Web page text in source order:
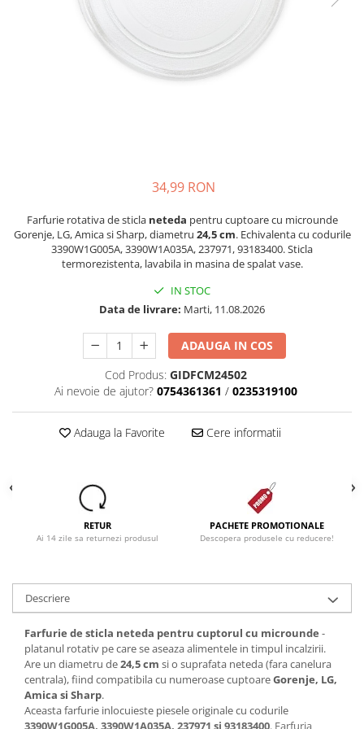
Accesorii Electrocasnice Mici
Filtre Purificatoare Aer
Accesorii Piese Aer Conditionat
34,99 RON
Farfurie rotativa de sticla neteda pentru cuptoare cu microunde
Gorenje, LG, Amica si Sharp, diametru 24,5 cm. Echivalenta cu codurile
3390W1G005A, 3390W1A035A, 237971, 93183400. Sticla
termorezistenta, lavabila in masina de spalat vase.
IN STOC
Data de livrare: Marti, 11.08.2026
ADAUGA IN COS
Cod Produs: GIDFCM24502
Ai nevoie de ajutor? 0754361361 / 0235319100
Adauga la Favorite Cere informatii
RETUR
Ai 14 zile sa returnezi produsul
PACHETE PROMOTIONALE
Descopera produsele cu reducere!
Descriere
Farfurie de sticla neteda pentru cuptorul cu microunde -
platanul rotativ pe care se aseaza alimentele in timpul incalzirii.
Are un diametru de24,5 cm si o suprafata neteda (fara canelura
centrala), fiind compatibila cu numeroase cuptoareGorenje, LG,
Amica si Sharp.
Aceasta farfurie inlocuieste piesele originale cu codurile
3390W1G005A, 3390W1A035A, 237971 si 93183400. Farfuria